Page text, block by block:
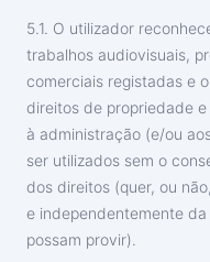
5.1. O utilizador
trabalhos audiovisuais,
comerciais registadas e
direitos de propriedade
à administração (e/ou
ser utilizados sem o
dos direitos (quer, ou
e independentemente
possam provir).